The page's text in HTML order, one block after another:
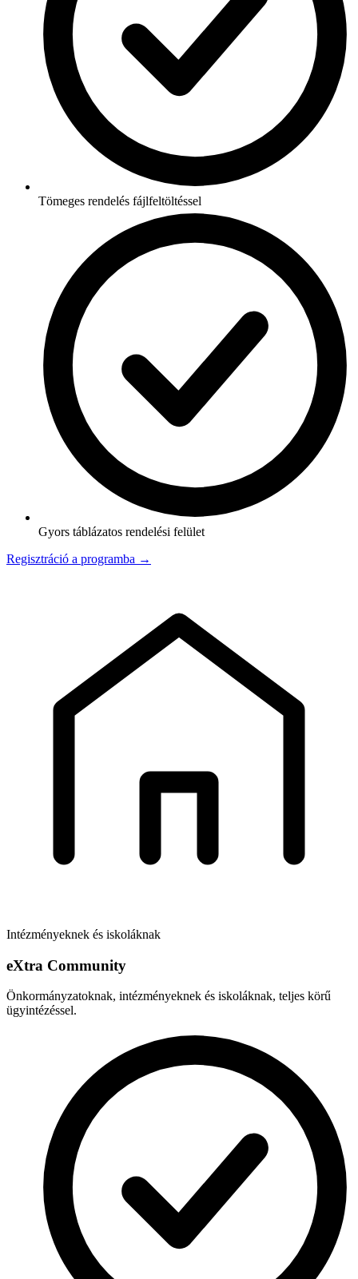
Tömeges rendelés fájlfeltöltéssel
Gyors táblázatos rendelési felület
Regisztráció a programba →
Intézményeknek és iskoláknak
eXtra Community
Önkormányzatoknak, intézményeknek és iskoláknak, teljes körű
ügyintézéssel.